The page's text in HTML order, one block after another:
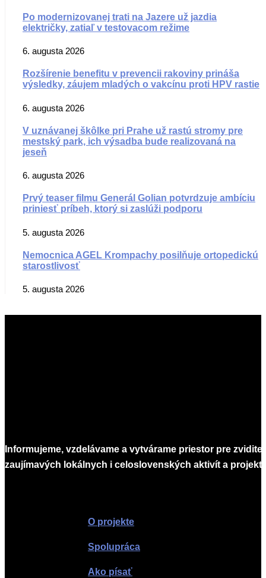
Po modernizovanej trati na Jazere už jazdia
električky, zatiaľ v testovacom režime
6. augusta 2026
Rozšírenie benefitu v prevencii rakoviny prináša
výsledky, záujem mladých o vakcínu proti HPV rastie
6. augusta 2026
V uznávanej škôlke pri Prahe už rastú stromy pre
mestský park, ich výsadba bude realizovaná na
jeseň
6. augusta 2026
Prvý teaser filmu Generál Golian potvrdzuje ambíciu
priniesť príbeh, ktorý si zaslúži podporu
5. augusta 2026
Nemocnica AGEL Krompachy posilňuje ortopedickú
starostlivosť
5. augusta 2026
Informujeme, vzdelávame a vytvárame priestor pre
zaujímavých lokálnych i celoslovenských aktivít a
O projekte
Spolupráca
Ako písať